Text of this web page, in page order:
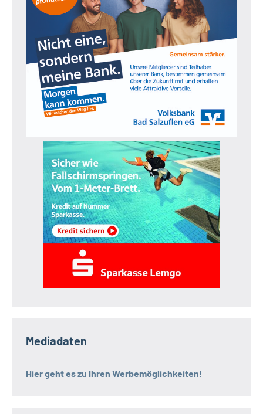
Mediadaten
Hier geht es zu Ihren Werbemöglichkeiten!